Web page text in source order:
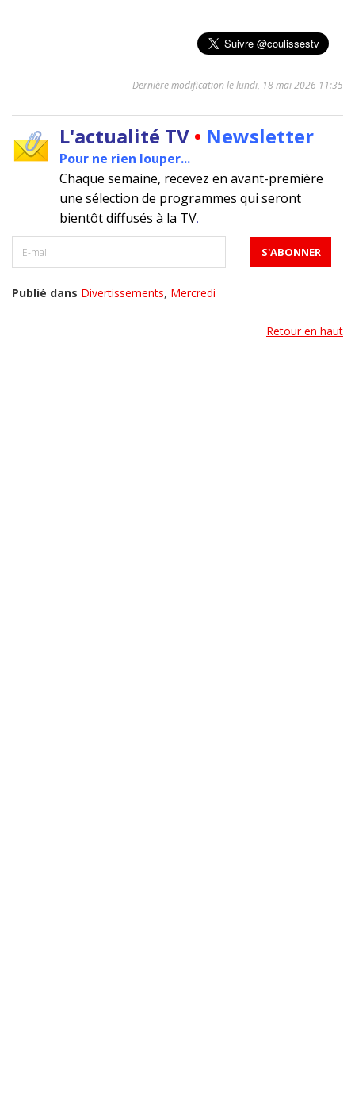
Dernière modification le lundi, 18 mai 2026 11:35
L'actualité TV • Newsletter
Pour ne rien louper...
Chaque semaine, recevez en avant-première
une sélection de programmes qui seront
bientôt diffusés à la TV.
Publié dans Divertissements, Mercredi
Retour en haut